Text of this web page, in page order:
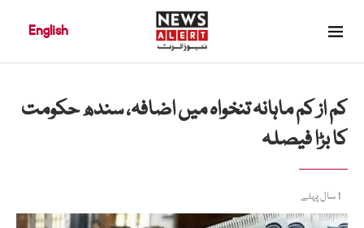
English
کم از کم ماہانہ تنخواہ میں اضافہ، سندھ حکومت
کا بڑا فیصلہ
1 سال پہلے